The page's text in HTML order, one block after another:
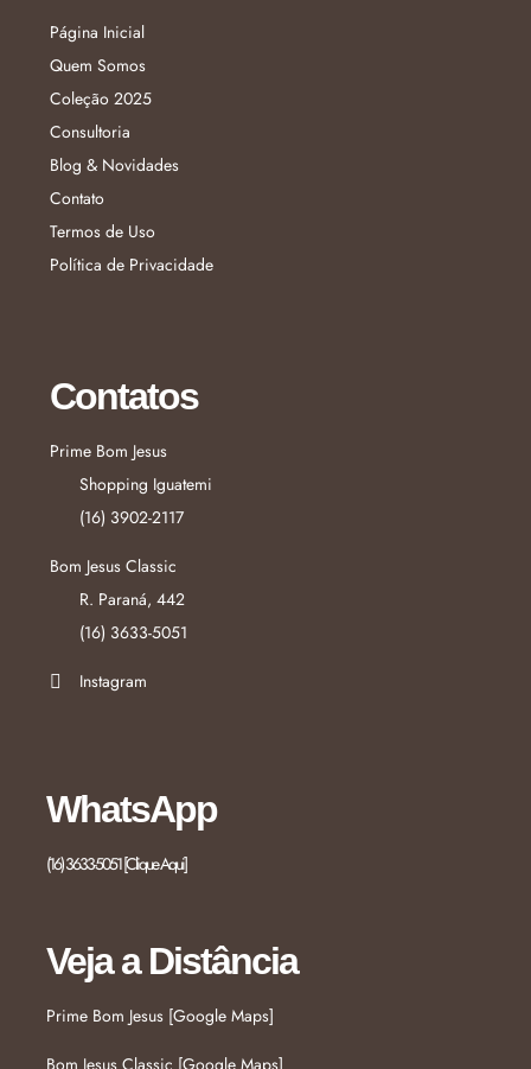
Página Inicial
Quem Somos
Coleção 2025
Consultoria
Blog & Novidades
Contato
Termos de Uso
Política de Privacidade
Contatos
Prime Bom Jesus
Shopping Iguatemi
(16) 3902-2117
Bom Jesus Classic
R. Paraná, 442
(16) 3633-5051
Instagram
WhatsApp
(16) 3633-5051 [Clique Aqui]
Veja a Distância
Prime Bom Jesus [Google Maps]
Bom Jesus Classic [Google Maps]